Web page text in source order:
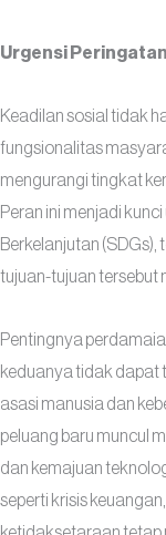
Urgensi
Keadilan sosial tidak
fungsionalitas
mengurangi tingkat
Peran ini menjadi
Berkelanjutan
tujuan-tujuan tersebut
Pentingnya
keduanya tidak dapat
asasi manusia dan
peluang baru muncul
dan kemajuan
seperti krisis